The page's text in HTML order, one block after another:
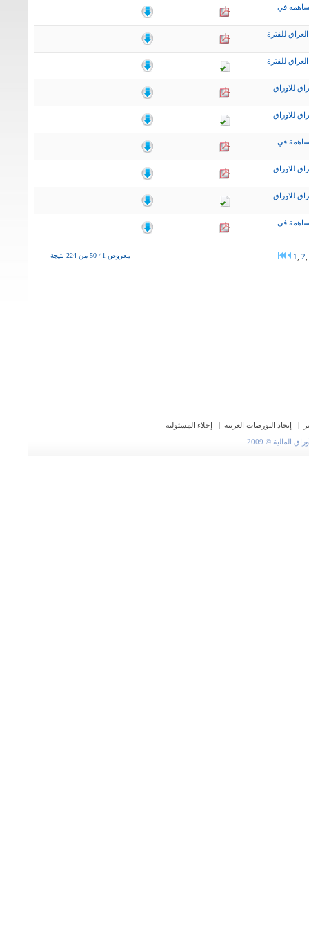
في
للفترة
للفترة
للاوراق
للاوراق
في
للاوراق
للاوراق
في
معروض 41-50 من 224 نتيجة 1 2
| إتحاد البورصات العربية |
إخلاء المسئولية
© 2009